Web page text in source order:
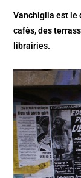
Vanchiglia est le
cafés, des
librairies.